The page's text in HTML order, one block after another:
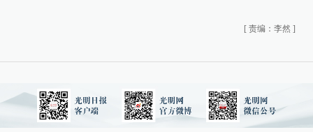
[ 责编：李然 ]